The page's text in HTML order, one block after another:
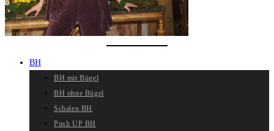
BH
BH mit Bügel
BH ohne Bügel
Schalen BH
Push UP BH